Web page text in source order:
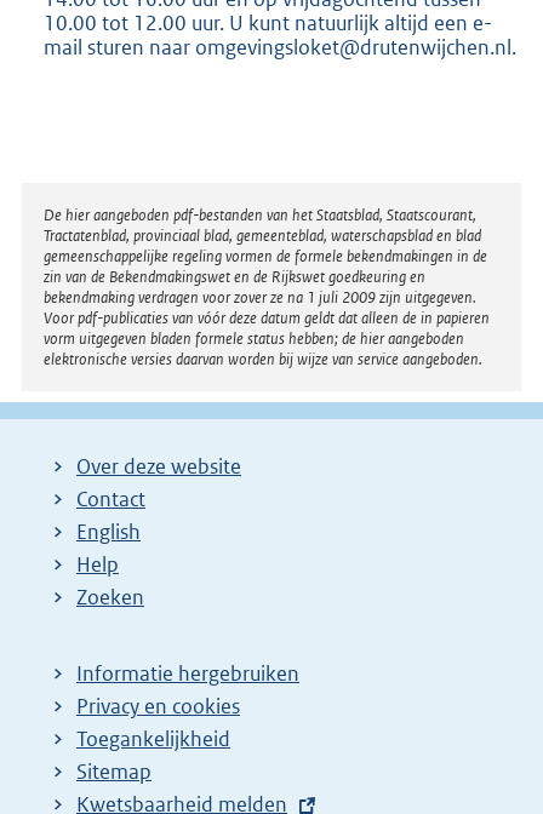
10.00 tot 12.00 uur. U kunt natuurlijk altijd een e-
mail sturen naar omgevingsloket@drutenwijchen.nl.
Disclaimer
De hier aangeboden pdf-bestanden van het Staatsblad, Staatscourant,
Tractatenblad, provinciaal blad, gemeenteblad, waterschapsblad en blad
gemeenschappelijke regeling vormen de formele bekendmakingen in de
zin van de Bekendmakingswet en de Rijkswet goedkeuring en
bekendmaking verdragen voor zover ze na 1 juli 2009 zijn uitgegeven.
Voor pdf-publicaties van vóór deze datum geldt dat alleen de in papieren
vorm uitgegeven bladen formele status hebben; de hier aangeboden
elektronische versies daarvan worden bij wijze van service aangeboden.
Over deze website
Contact
English
Help
Zoeken
Informatie hergebruiken
Privacy en cookies
Toegankelijkheid
Sitemap
E
Kwetsbaarheid melden